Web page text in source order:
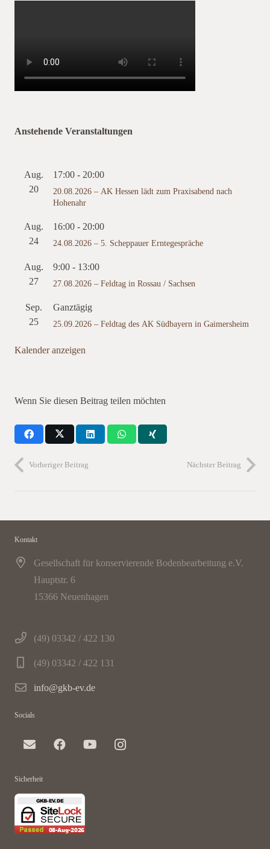
Anstehende Veranstaltungen
Aug.
20
17:00-20:00
20.08.2026 – AK Hessen lädt zum Praxisabend nach
Hohenahr
Aug.
24
16:00-20:00
24.08.2026 – 5. Scheppauer Erntegespräche
Aug.
27
9:00- 13:00
27.08.2026 – Feldtag in Rossau / Sachsen
Sep.
25
Ganztägig
25.09.2026 – Feldtag des AK Südbayern in Gaimersheim
Kalender anzeigen
Wenn Sie diesen Beitrag teilen möchten
Vorheriger Beitrag Nächster Beitrag
Kontakt
Gesellschaft für konservierende Bodenbearbeitung e.V.
Hauptstr. 6
15366 Neuenhagen
(49) 03342 / 422 130
(49) 03342 / 422 131
info@gkb-ev.de
Socials
Sicherheit